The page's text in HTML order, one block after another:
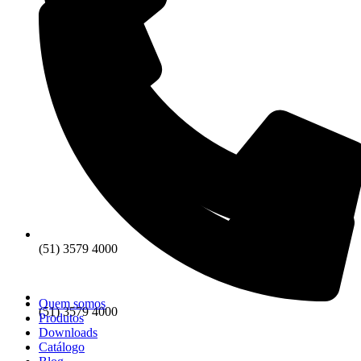
(51) 3579 4000
(51) 3579 4000
Quem somos
Produtos
Downloads
Catálogo